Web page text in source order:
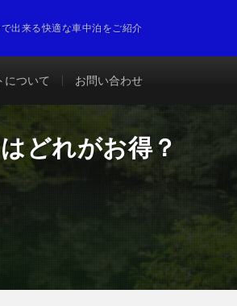
出来る快適な車中泊をご紹介
について お問い合わせ
どれがお得？